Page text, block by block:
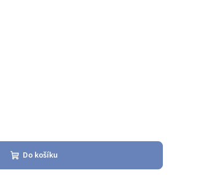
Do košíku